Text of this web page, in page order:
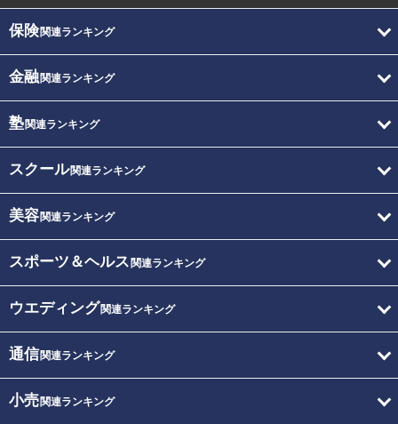
保険関連ランキング
金融関連ランキング
塾関連ランキング
スクール関連ランキング
美容関連ランキング
スポーツ＆ヘルス 関連ランキング
ウエディング関連ランキング
通信関連ランキング
小売関連ランキング